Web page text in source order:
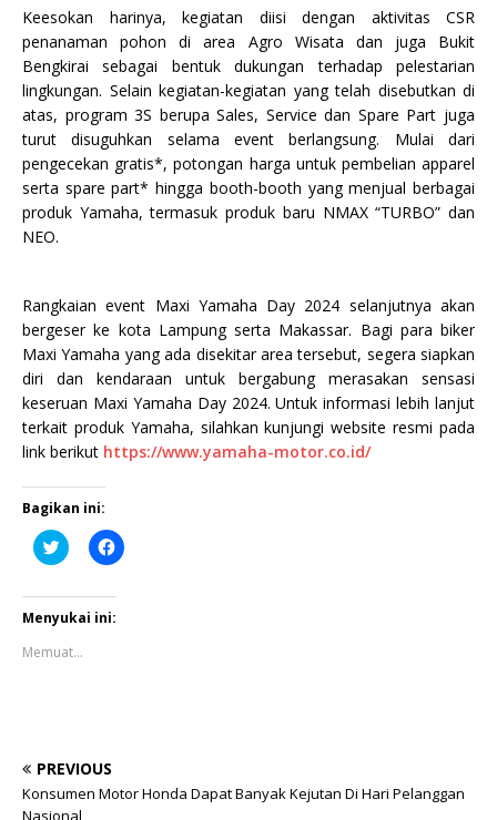
Keesokan harinya, kegiatan diisi dengan aktivitas CSR
penanaman pohon di area Agro Wisata dan juga Bukit
Bengkirai sebagai bentuk dukungan terhadap pelestarian
lingkungan. Selain kegiatan-kegiatan yang telah disebutkan di
atas, program 3S berupa Sales, Service dan Spare Part juga
turut disuguhkan selama event berlangsung. Mulai dari
pengecekan gratis*, potongan harga untuk pembelian apparel
serta spare part* hingga booth-booth yang menjual berbagai
produk Yamaha, termasuk produk baru NMAX “TURBO” dan
NEO.
Rangkaian event Maxi Yamaha Day 2024 selanjutnya akan
bergeser ke kota Lampung serta Makassar. Bagi para biker
Maxi Yamaha yang ada disekitar area tersebut, segera siapkan
diri dan kendaraan untuk bergabung merasakan sensasi
keseruan Maxi Yamaha Day 2024. Untuk informasi lebih lanjut
terkait produk Yamaha, silahkan kunjungi website resmi pada
link berikut https://www.yamaha-motor.co.id/
Bagikan ini:
K
l
u
n
u
k
i
p
a
d
K
l
a
n
Menyukai ini:
Memuat...
PREVIOUS
Konsumen Motor Honda Dapat Banyak Kejutan Di Hari Pelanggan
Nasional